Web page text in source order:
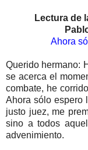
Lectura de
Ahora
Querido hermano:
se acerca el
combate, he
Ahora sólo espero
justo juez, me
sino a todos
advenimiento.